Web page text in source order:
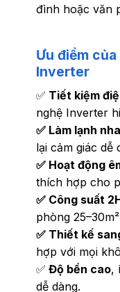
đình hoặc văn
Ưu điểm
Inverter
✅ Tiết kiệm
nghệ Inverter
✅ Làm lạnh
lại cảm giác dễ
✅ Hoạt động
thích hợp cho
✅ Công suất
phòng
✅ Thiết kế
hợp với mọi
✅ Độ bền cao,
dễ dàng.